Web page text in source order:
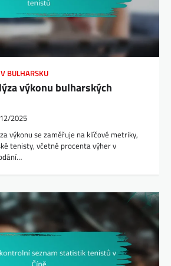
BULHARSKU
výkonu bulharských
2025
výkonu se zaměřuje na klíčové metriky,
tenisty, včetně procenta výher v